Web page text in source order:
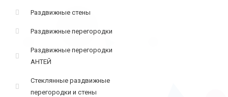
Раздвижные стены
Раздвижные перегородки
Раздвижные перегородки
АНТЕЙ
Стеклянные раздвижные
перегородки и стены